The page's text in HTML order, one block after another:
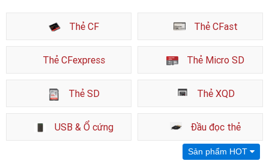
Thẻ CF Thẻ CFast
Thẻ CFexpress Thẻ Micro SD
Thẻ SD Thẻ XQD
USB & Ổ cứng Đầu đọc thẻ
Sản phẩm HOT